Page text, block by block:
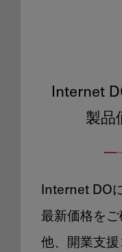
Internet
製品
Internet DO
最新価格を
他、開業支